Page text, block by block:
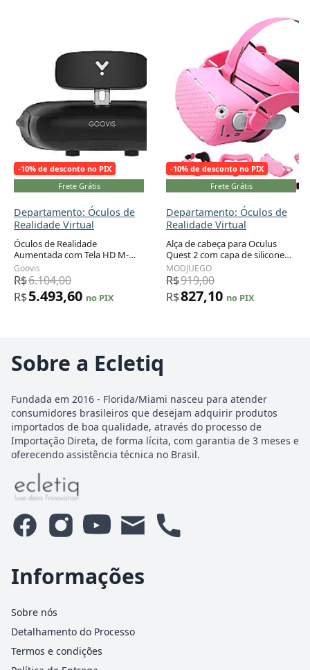
-10% de desconto no PIX
Frete Grátis
Departamento: Óculos de
Realidade Virtual
Óculos de Realidade
Aumentada com Tela HD M-
OLED, Cabo, Capa Protetora e
Faixa de Cabeça, Compatível
com Laptop, PC, Xbox, Drone,
PS4, PS5
Goovis
R$6.104,00
R$5.493,60 no PIX
-10% de desconto no PIX
Frete Grátis
Departamento: Óculos de
Realidade Virtual
Alça de cabeça para Oculus
Quest 2 com capa de silicone
para controle de toque, capa
protetora de concha VR e capa
facial VR 6 em 1 conjunto
MODJUEGO
R$919,00
R$827,10 no PIX
Sobre a Ecletiq
Fundada em 2016 - Florida/Miami nasceu para atender
consumidores brasileiros que desejam adquirir produtos
importados de boa qualidade, através do processo de
Importação Direta, de forma lícita, com garantia de 3 meses e
oferecendo assistência técnica no Brasil.
Informações
Sobre nós
Detalhamento do Processo
Termos e condições